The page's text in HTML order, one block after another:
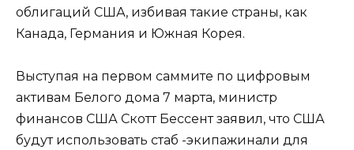
облигаций США, избивая такие страны, как
Канада, Германия и Южная Корея.
Выступая на первом саммите по цифровым
активам Белого дома 7 марта, министр
финансов США Скотт Бессент заявил, что США
будут использовать стаб -экипажинали для